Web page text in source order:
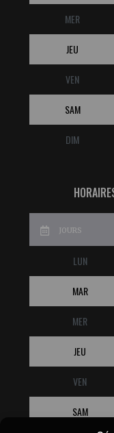
MER
JEU
VEN
SAM
DIM
JOURS
LUN
MAR
MER
JEU
VEN
SAM